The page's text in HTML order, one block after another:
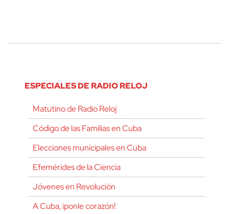
ESPECIALES DE RADIO RELOJ
Matutino de Radio Reloj
Código de las Familias en Cuba
Elecciones municipales en Cuba
Efemérides de la Ciencia
Jóvenes en Revolución
A Cuba, ¡ponle corazón!